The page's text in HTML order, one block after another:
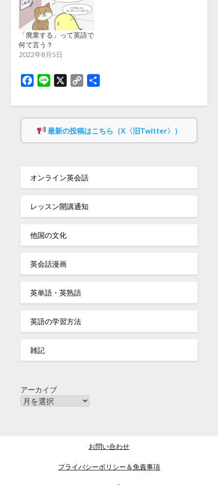
「廃業する」って英語で
何て言う？
2022年8月5日
Facebook
Line
Copy
最新の投稿はこちら（X〈旧Twitter〉）
オンライン英会話
レッスン開講通知
他国の文化
英会話漫画
英単語・英熟語
英語の学習方法
雑記
アーカイブ
お問い合わせ
プライバシーポリシー＆免責事項